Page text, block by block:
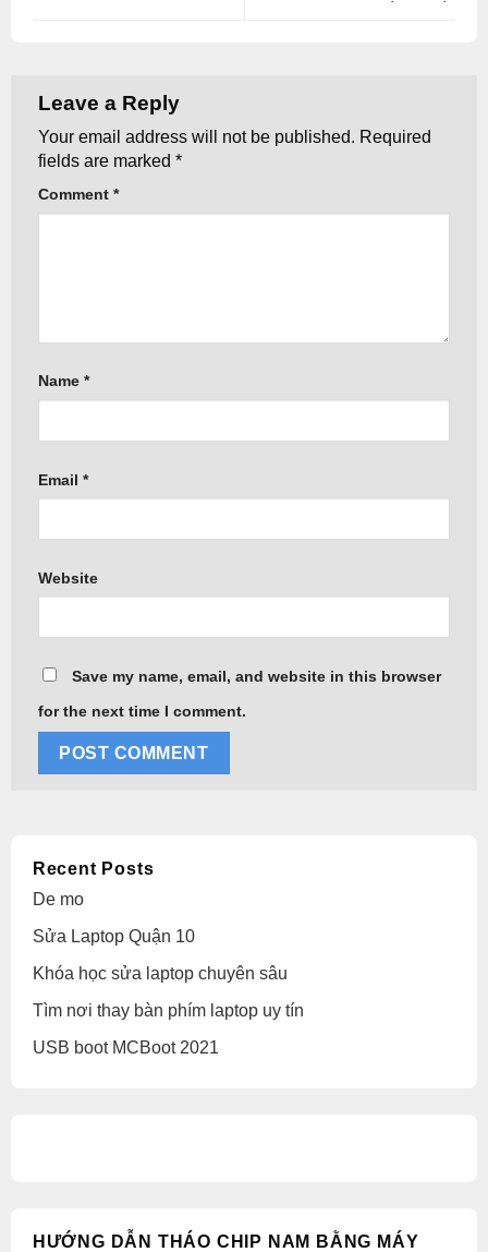
Leave a Reply
Your email address will not be published. Required
fields are marked *
Comment *
Name *
Email *
Website
Save my name, email, and website in this browser
for the next time I comment.
Recent Posts
De mo
Sửa Laptop Quận 10
Khóa học sửa laptop chuyên sâu
Tìm nơi thay bàn phím laptop uy tín
USB boot MCBoot 2021
HƯỚNG DẪN THÁO CHIP NAM BẰNG MÁY